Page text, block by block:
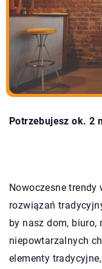
Potrzebujesz ok. 2
Nowoczesne trendy
rozwiązań
by nasz dom, biuro,
niepowtarzalnych
elementy